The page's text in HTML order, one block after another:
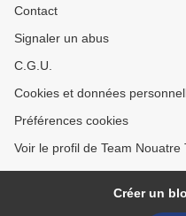
Contact
Signaler un abus
C.G.U.
Cookies et données
Préférences cookies
Voir le profil de Team
Créer un